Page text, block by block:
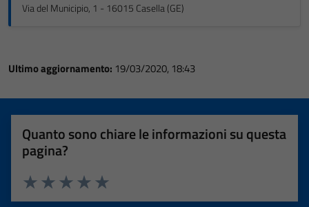
Via del Municipio, 1 - 16015 Casella (GE)
Ultimo aggiornamento: 19/03/2020, 18:43
Quanto sono chiare le informazioni su questa
pagina?
Valuta 5 stelle su 5
Valuta 4 stelle su 5
Valuta 3 stelle su 5
Valuta 2 stelle su 5
Valuta 1 stelle su 5